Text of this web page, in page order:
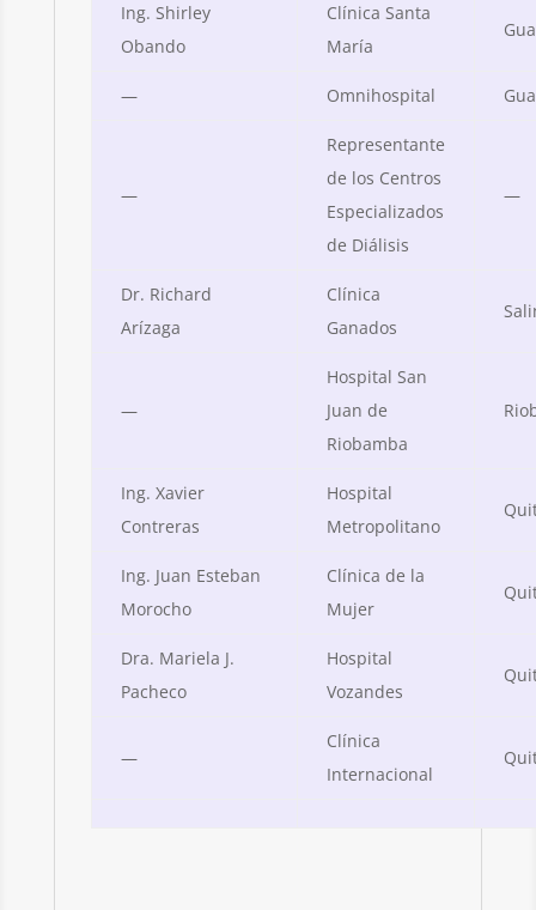
Ing. Shirley
Obando
Clínica Santa
María
— Omnihospital
—
Representante
de los Centros
Especializados
de Diálisis
—
Dr. Richard
Arízaga
Clínica
Ganados
—
Hospital San
Juan de
Riobamba
Ing. Xavier
Contreras
Hospital
Metropolitano
Ing. Juan Esteban
Morocho
Clínica de la
Mujer
Dra. Mariela J.
Pacheco
Hospital
Vozandes
—
Clínica
Internacional